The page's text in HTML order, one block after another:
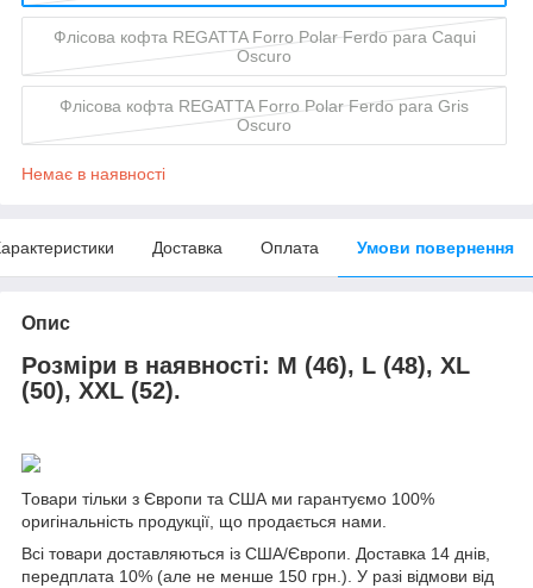
Флісова кофта REGATTA Forro Polar Ferdo para Caqui
Oscuro
Флісова кофта REGATTA Forro Polar Ferdo para Gris
Oscuro
Немає в наявності
Доставка Оплата Умови повернення
Опис
Розміри в наявності: M (46), L (48), XL
(50), XXL (52).
Товари тільки з Європи та США ми гарантуємо 100%
оригінальність продукції, що продається нами.
Всі товари доставляються із США/Європи. Доставка 14 днів,
передплата 10% (але не менше 150 грн.). У разі відмови від